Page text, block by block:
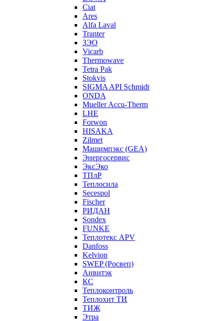
Ciat
Ares
Alfa Laval
Tranter
ЗЭО
Vicarb
Thermowave
Tetra Pak
Stokvis
SIGMA API Schmidt
ONDA
Mueller Accu-Therm
LHE
Forwon
HISAKA
Zilmet
Машимпэкс (GEA)
Энергосервис
ЭксЭко
ТПлР
Теплосила
Secespol
Fischer
РИДАН
Sondex
FUNKE
Теплотекс APV
Danfoss
Kelvion
SWEP (Росвеп)
Анвитэк
КС
Теплоконтроль
Теплохит ТИ
ТИЖ
Этра